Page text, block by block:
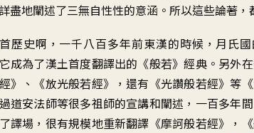
盡地闡述了三無自性性的意涵。所以這些論著
歷史啊，一千八百多年前東漢的時候，月氏
成為了漢土首度翻譯出的《般若》經典。另外
》、《放光般若經》，還有《光讚般若經》等
道安法師等很多祖師的宣講和闡述，一百多年
譯場，很有規模地重新翻譯《摩訶般若經》，